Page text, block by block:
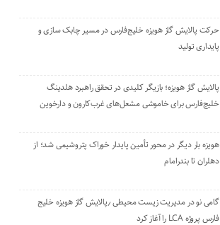
حرکت پالایش گاز هویزه خلیج‌فارس در مسیر چابک سازی و
پایداری تولید
پالایش گاز هویزه؛ بازیگر کلیدی در تحقق راهبرد هلدینگ
خلیج‌فارس برای خاموشی مشعل‌های غرب‌کارون و دارخوین
هویزه بار دیگر در محور تأمین پایدار خوراک پتروشیمی شد؛ از
دهلران تا بندرامام
گامی نو در مدیریت زیست ‌محیطی ٫پالایش گاز هویزه خلیج
‌فارس پروژه LCA را آغاز کرد